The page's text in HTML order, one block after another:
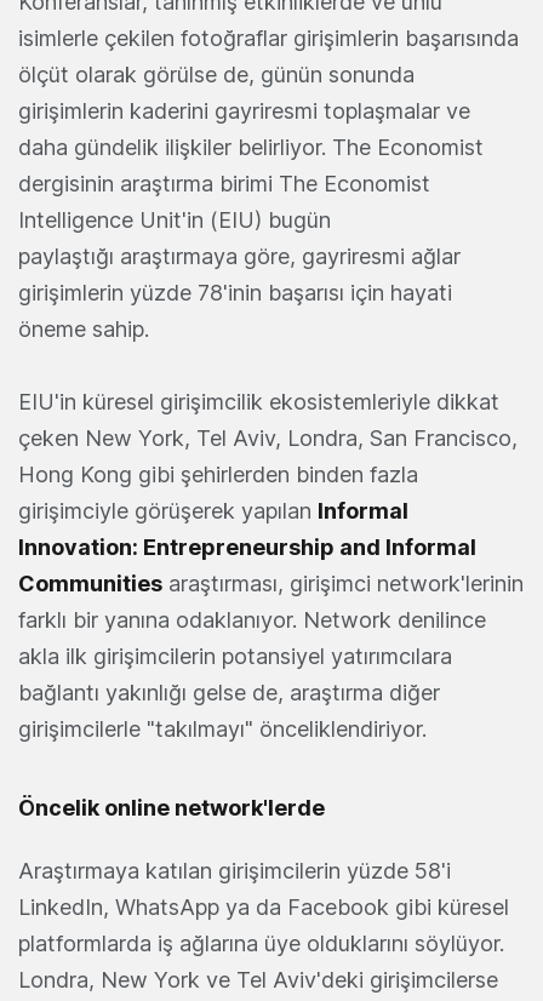
isimlerle çekilen fotoğraflar girişimlerin başarısında
ölçüt olarak görülse de, günün sonunda
girişimlerin kaderini gayriresmi toplaşmalar ve
daha gündelik ilişkiler belirliyor. The Economist
dergisinin araştırma birimi The Economist
Intelligence Unit'in (EIU) bugün
paylaştığı araştırmaya göre, gayriresmi ağlar
girişimlerin yüzde 78'inin başarısı için hayati
öneme sahip.
EIU'in küresel girişimcilik ekosistemleriyle dikkat
çeken New York, Tel Aviv, Londra, San Francisco,
Hong Kong gibi şehirlerden binden fazla
girişimciyle görüşerek yapılan Informal
Innovation: Entrepreneurship and Informal
Communities araştırması, girişimci network'lerinin
farklı bir yanına odaklanıyor. Network denilince
akla ilk girişimcilerin potansiyel yatırımcılara
bağlantı yakınlığı gelse de, araştırma diğer
girişimcilerle "takılmayı" önceliklendiriyor.
Öncelik online network'lerde
Araştırmaya katılan girişimcilerin yüzde 58'i
LinkedIn, WhatsApp ya da Facebook gibi küresel
platformlarda iş ağlarına üye olduklarını söylüyor.
Londra, New York ve Tel Aviv'deki girişimcilerse